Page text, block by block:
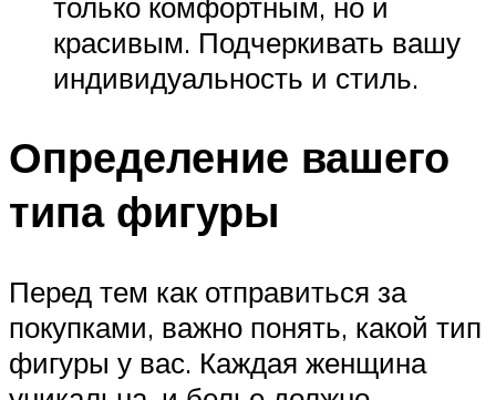
красивым. Подчеркивать вашу
индивидуальность и стиль.
Определение вашего
типа фигуры
Перед тем как отправиться за
покупками, важно понять, какой тип
фигуры у вас. Каждая женщина